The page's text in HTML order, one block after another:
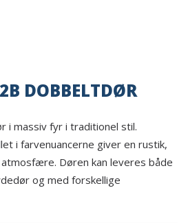
DOBBELTDØR
i massiv fyr i traditionel stil.
i farvenuancerne giver en rustik,
Døren kan leveres både
og med forskellige